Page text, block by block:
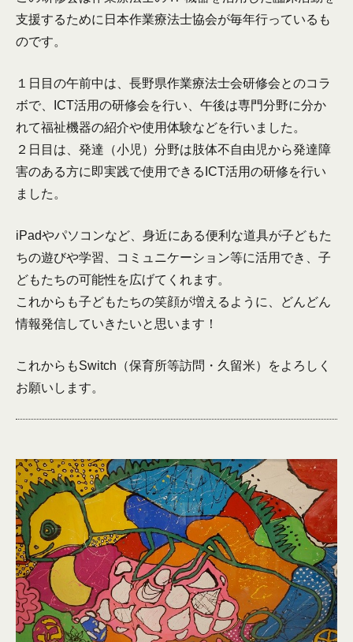
支援するために日本作業療法士協会が毎年行っているも
のです。
１日目の午前中は、長野県作業療法士会研修会とのコラ
ボで、ICT活用の研修会を行い、午後は専門分野に分か
れて福祉機器の紹介や使用体験などを行いました。
２日目は、発達（小児）分野は肢体不自由児から発達障
害のある方に即実践で使用できるICT活用の研修を行い
ました。
iPadやパソコンなど、身近にある便利な道具が子どもた
ちの遊びや学習、コミュニケーション等に活用でき、子
どもたちの可能性を広げてくれます。
これからも子どもたちの笑顔が増えるように、どんどん
情報発信していきたいと思います！
これからもSwitch（保育所等訪問・久留米）をよろしく
お願いします。